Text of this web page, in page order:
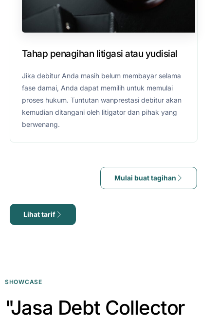
Tahap penagihan litigasi atau yudisial
Jika debitur Anda masih belum membayar selama
fase damai, Anda dapat memilih untuk memulai
proses hukum. Tuntutan wanprestasi debitur akan
kemudian ditangani oleh litigator dan pihak yang
berwenang.
Mulai buat tagihan
Lihat tarif
SHOWCASE
"Jasa Debt Collector